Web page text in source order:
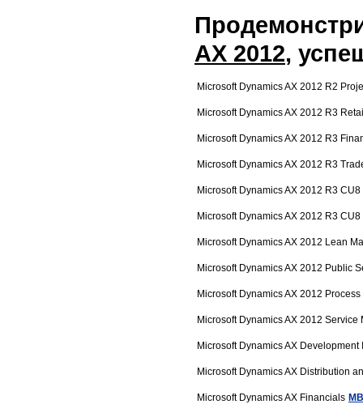
AX 2012,
Microsoft Dynamics AX 2012 R2
Microsoft Dynamics AX 2012 R3
Microsoft Dynamics AX 2012 R3
Microsoft Dynamics AX 2012 R3
Microsoft Dynamics AX 2012 R3
Microsoft Dynamics AX 2012 R3
Microsoft Dynamics AX 2012 Lean
Microsoft Dynamics AX 2012 Public
Microsoft Dynamics AX 2012
Microsoft Dynamics AX 2012 Service
Microsoft Dynamics AX Development
Microsoft Dynamics AX Distribution
Microsoft Dynamics AX Financials